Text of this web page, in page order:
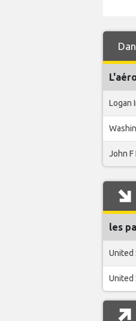
Logan
John F
les
United
United